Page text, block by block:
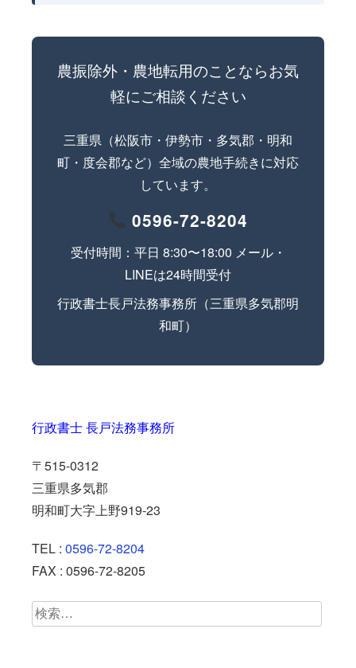
農振除外・農地転用のことならお気
軽にご相談ください
三重県（松阪市・伊勢市・多気郡・明和
町・度会郡など）全域の農地手続きに対応
しています。
0596-72-8204
受付時間：平日 8:30〜18:00 メール・
LINEは24時間受付
行政書士長戸法務事務所（三重県多気郡明
和町）
行政書士 長戸法務事務所
〒515-0312
三重県多気郡
明和町大字上野919-23
TEL : 0596-72-8204
FAX : 0596-72-8205
検